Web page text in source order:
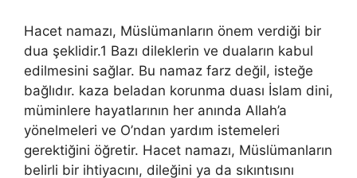
Hacet namazı, Müslümanların önem verdiği bir
dua şeklidir.1 Bazı dileklerin ve duaların kabul
edilmesini sağlar. Bu namaz farz değil, isteğe
bağlıdır. kaza beladan korunma duası İslam dini,
müminlere hayatlarının her anında Allah’a
yönelmeleri ve O’ndan yardım istemeleri
gerektiğini öğretir. Hacet namazı, Müslümanların
belirli bir ihtiyacını, dileğini ya da sıkıntısını